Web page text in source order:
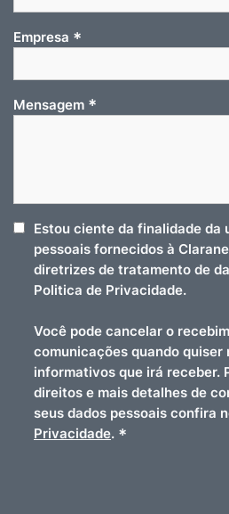
Empresa *
Mensagem *
Estou ciente da finalidade da
pessoais fornecidos à
diretrizes de tratamento de
Politica de Privacidade.
Você pode cancelar o
comunicações quando quiser
informativos que irá receber.
direitos e mais detalhes de
seus dados pessoais confira
Privacidade. *